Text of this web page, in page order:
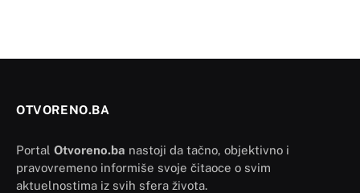
OTVORENO.BA
Portal Otvoreno.ba nastoji da tačno, objektivno i
pravovremeno informiše svoje čitaoce o svim
aktuelnostima iz svih sfera života.